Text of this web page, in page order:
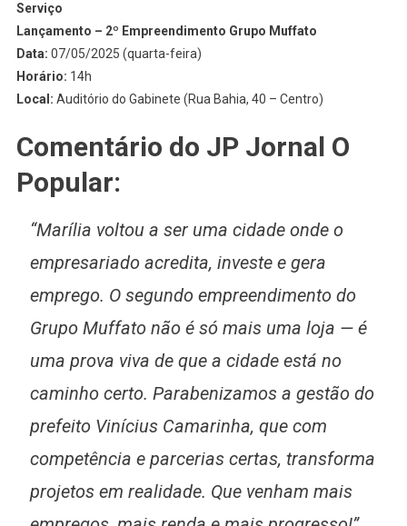
Serviço
Lançamento – 2º Empreendimento Grupo Muffato
Data: 07/05/2025 (quarta-feira)
Horário: 14h
Local: Auditório do Gabinete (Rua Bahia, 40 – Centro)
Comentário do JP Jornal O
Popular:
“Marília voltou a ser uma cidade onde o
empresariado acredita, investe e gera
emprego. O segundo empreendimento do
Grupo Muffato não é só mais uma loja — é
uma prova viva de que a cidade está no
caminho certo. Parabenizamos a gestão do
prefeito Vinícius Camarinha, que com
competência e parcerias certas, transforma
projetos em realidade. Que venham mais